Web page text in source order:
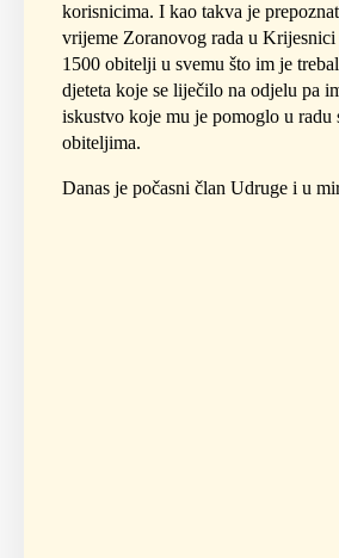
korisnicima. I kao takva je
vrijeme Zoranovog rada u Krijesnici
1500 obitelji u svemu što im je
djeteta koje se liječilo na odjelu pa
iskustvo koje mu je pomoglo u radu
obiteljima.
Danas je počasni član Udruge i u